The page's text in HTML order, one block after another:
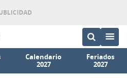
Calendario
2027
Feriados
2027